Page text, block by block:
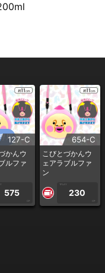
用
127-C
かんウ
ルファ
575
CP
654-C
こびとづかんウ
ェアラブルファ
ン
1PLAY
230
CP